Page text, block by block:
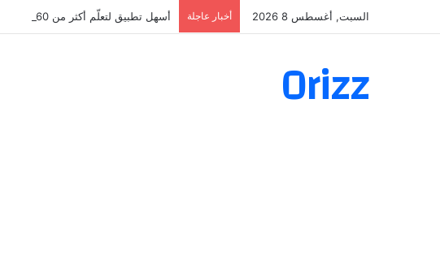
السبت, أغسطس 8 2026 أخبار عاجلة أسهل تطبيق لتعلّم أكثر من 160 ألف فعل بالألمانية
Orizz